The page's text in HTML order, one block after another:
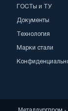
ГОСТы и ТУ
Документы
Технология
Марки стали